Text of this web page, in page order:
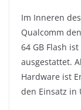
Im Inneren
Qualcomm
64 GB Flash
ausgestattet.
Hardware ist
den Einsatz in